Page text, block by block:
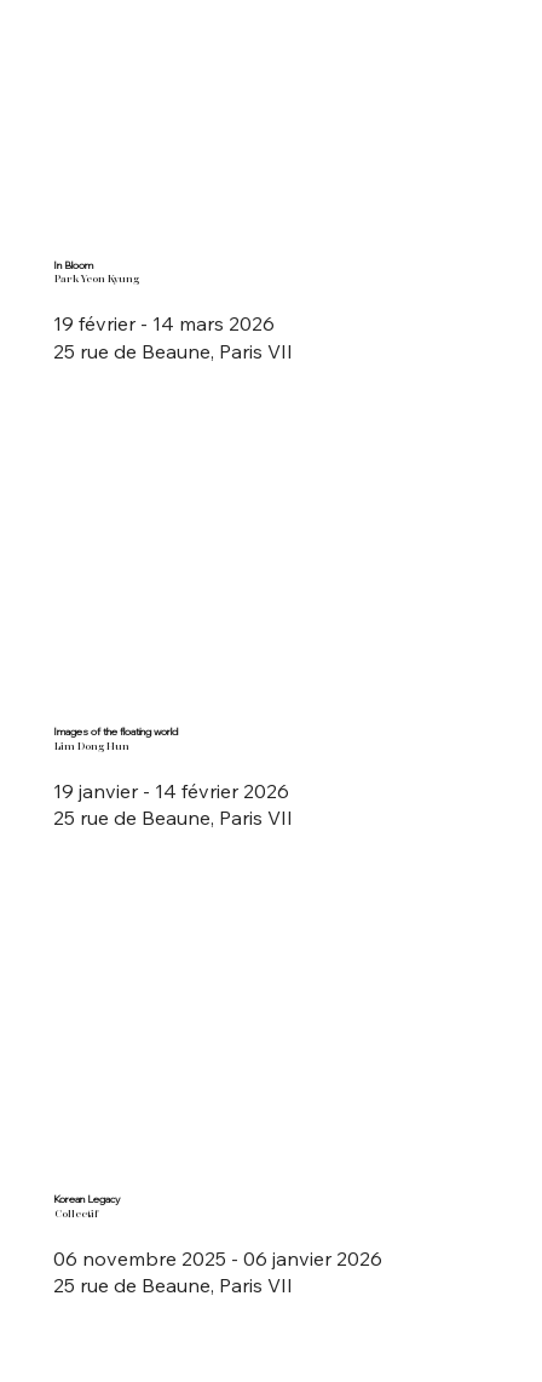
In Bloom
Park Yeon Kyung
19 février - 14 mars 2026
25 rue de Beaune, Paris VII
Images of the floating world
Lim Dong Hun
19 janvier - 14 février 2026
25 rue de Beaune, Paris VII
Korean Legacy
Collectif
06 novembre 2025 - 06 janvier 2026
25 rue de Beaune, Paris VII